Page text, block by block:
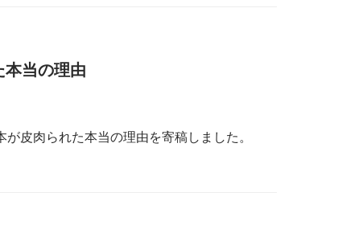
本当の理由
皮肉られた本当の理由を寄稿しました。